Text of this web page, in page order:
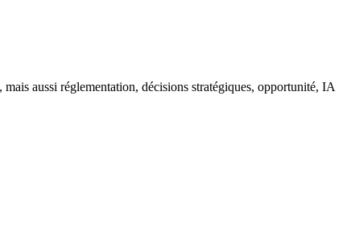
aussi réglementation, décisions stratégiques, opportunité, IA